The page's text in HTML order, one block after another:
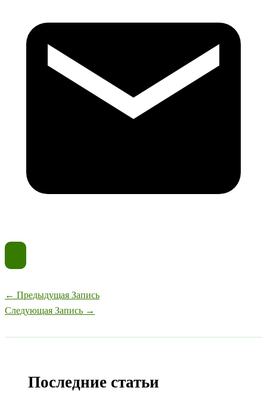
← Предыдущая Запись
Следующая Запись →
Последние статьи